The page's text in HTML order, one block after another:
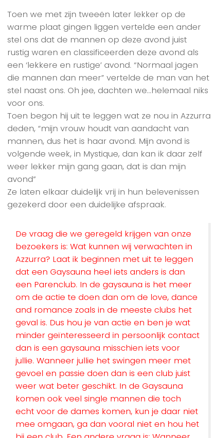
Toen we met zijn tweeën later lekker op de
warme plaat gingen liggen vertelde een ander
stel ons dat de mannen op deze avond juist
rustig waren en classificeerden deze avond als
een ‘lekkere en rustige’ avond. “Normaal jagen
die mannen dan meer” vertelde de man van het
stel naast ons. Oh jee, dachten we…helemaal niks
voor ons.
Toen begon hij uit te leggen wat ze nou in Azzurra
deden, “mijn vrouw houdt van aandacht van
mannen, dus het is haar avond. Mijn avond is
volgende week, in Mystique, dan kan ik daar zelf
weer lekker mijn gang gaan, dat is dan mijn
avond”
Ze laten elkaar duidelijk vrij in hun belevenissen
gezekerd door een duidelijke afspraak.
De vraag die we geregeld krijgen van onze
bezoekers is: Wat kunnen wij verwachten in
Azzurra? Laat ik beginnen met uit te leggen
dat een Gaysauna heel iets anders is dan
een Parenclub. In de gaysauna is het meer
om de actie te doen dan om de love, dance
and romance zoals in de meeste clubs het
geval is. Dus hou je van actie en ben je wat
minder geïnteresseerd in persoonlijk contact
dan is een gaysauna misschien iets voor
jullie. Wanneer jullie het swingen meer met
gevoel en passie doen dan is een club juist
weer wat beter geschikt. In de Gaysauna
komen ook veel single mannen die toch
echt voor de dames komen, kun je daar niet
mee omgaan, ga dan vooral niet en hou het